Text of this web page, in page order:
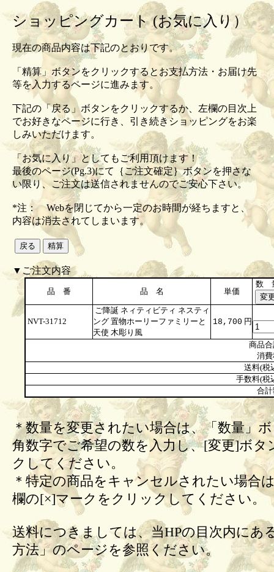
ショッピングカート (お気に入り）
現在の商品内容は下記のとおりです。
「精算」ボタンをクリックするとお支払方法・お届け先
等を入力するページに進みます。
下記の「戻る」ボタンをクリックするか、左欄の目次上
でお好きなページに行き、引き続きショッピングをお楽
しみいただけます。
「お気に入り」としてもご利用頂けます！
最後のページ(Pg.3)にて｛ご注文確定｝ボタンを押さな
い限り、ご注文は送信されませんのでご安心下さい。
*注： Webを閉じてから一定のお時間が経ちますと、
内容は消去されてしまいます。
▼ご注文内容
品 番 品 名 単価
数
NVT-31712
ご降誕 ネィティビティ ネスティ
ング 置物ホーリーファミリーと
天使 木彫り風
18,700 円
商品
消
送料(税
手数料(税
合
＊数量を変更されたい場合は、「数量」
角数字でご希望の数を入力し、[変更]ボタ
クしてください。
＊特定の商品をキャンセルされたい場合
欄の[×]マークをクリックしてください。
送料につきましては、当HPの目次内にあ
方法」のページを参照ください。